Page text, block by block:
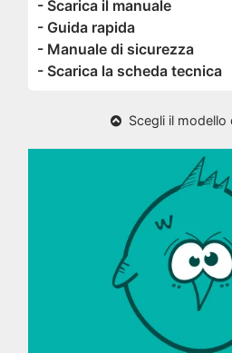
- Scarica il manuale
- Guida rapida
- Manuale di sicurezza
- Scarica la scheda tecnica
Scegli il modello